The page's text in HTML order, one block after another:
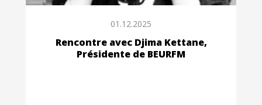
01.12.2025
Rencontre avec Djima Kettane,
Présidente de BEURFM